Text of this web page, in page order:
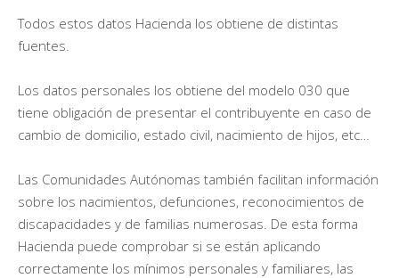
Todos estos datos Hacienda los obtiene de distintas
fuentes.
Los datos personales los obtiene del modelo 030 que
tiene obligación de presentar el contribuyente en caso de
cambio de domicilio, estado civil, nacimiento de hijos, etc…
Las Comunidades Autónomas también facilitan información
sobre los nacimientos, defunciones, reconocimientos de
discapacidades y de familias numerosas. De esta forma
Hacienda puede comprobar si se están aplicando
correctamente los mínimos personales y familiares, las